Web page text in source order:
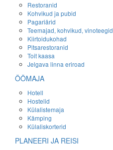
Restoranid
Kohvikud ja pubid
Pagariärid
Teemajad, kohvikud, vinoteegid
Kiirtoidukohad
Pitsarestoranid
Toit kaasa
Jelgava linna eriroad
ÖÖMAJA
Hotell
Hostelid
Külalistemaja
Kämping
Külaliskorterid
PLANEERI JA REISI